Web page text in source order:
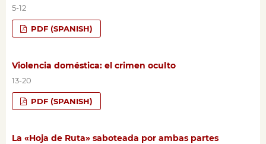
5-12
PDF (SPANISH)
Violencia doméstica: el crimen oculto
13-20
PDF (SPANISH)
La «Hoja de Ruta» saboteada por ambas partes